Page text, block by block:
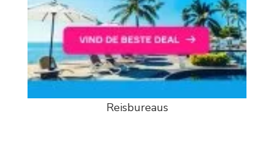
Reisbureaus